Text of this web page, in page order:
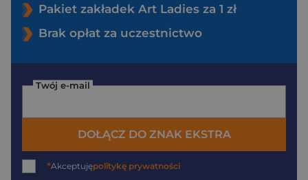
Pakiet zakładek Art Ladies za 1 zł
Brak opłat za uczestnictwo
Twój e-mail
DOŁĄCZ DO ZNAK EKSTRA
*Akceptujępolitykę prywatności